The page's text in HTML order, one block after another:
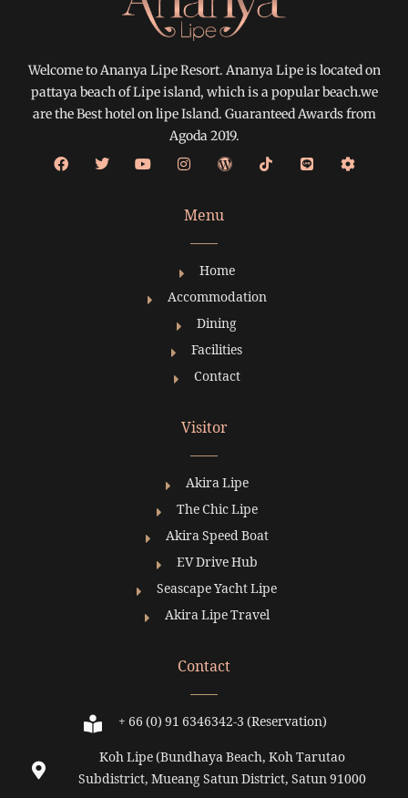
Welcome to Ananya Lipe Resort. Ananya Lipe is located on
pattaya beach of Lipe island, which is a popular beach.we
are the Best hotel on lipe Island. Guaranteed Awards from
Agoda 2019.
Menu
Home
Accommodation
Dining
Facilities
Contact
Visitor
Akira Lipe
The Chic Lipe
Akira Speed Boat
EV Drive Hub
Seascape Yacht Lipe
Akira Lipe Travel
Contact
+ 66 (0) 91 6346342-3 (Reservation)
Koh Lipe (Bundhaya Beach, Koh Tarutao
Subdistrict, Mueang Satun District, Satun 91000